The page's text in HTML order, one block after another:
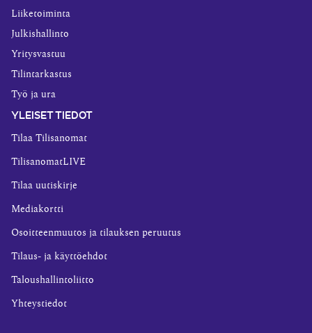
Liiketoiminta
Julkishallinto
Yritysvastuu
Tilintarkastus
Työ ja ura
YLEISET TIEDOT
Tilaa Tilisanomat
TilisanomatLIVE
Tilaa uutiskirje
Mediakortti
Osoitteenmuutos ja tilauksen peruutus
Tilaus- ja käyttöehdot
Taloushallintoliitto
Yhteystiedot